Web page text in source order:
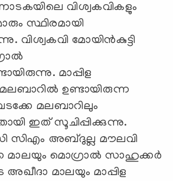
വിശ്വകവികളും
സ്ഥിരമായി
വിശ്വകവി മോയിൻകുട്ടി
മാപ്പിള
ഉണ്ടായിരുന്ന
മലബാറിലും
ഇത് സൂചിപ്പിക്കുന്നു.
സിഎം അബ്ദുല്ല മൗലവി
മാലയും മൊഗ്രാൽ സാഹുക്കർ
അഖീദാ മാലയും മാപ്പിള